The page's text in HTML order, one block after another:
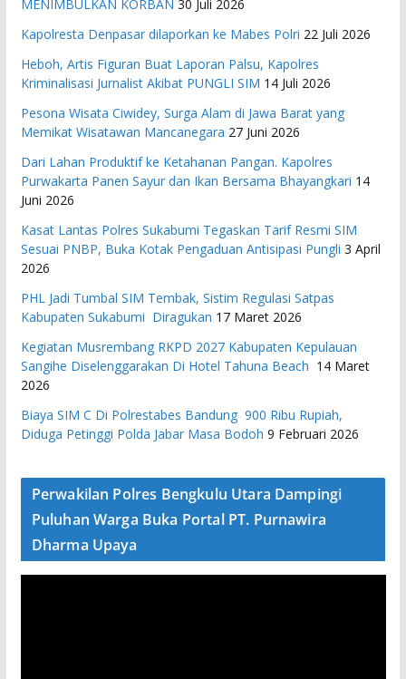
MENIMBULKAN KORBAN 30 Juli 2026
Kapolresta Denpasar dilaporkan ke Mabes Polri 22 Juli 2026
Heboh, Artis Figuran Buat Laporan Palsu, Kapolres
Kriminalisasi Jurnalist Akibat PUNGLI SIM 14 Juli 2026
Pesona Wisata Ciwidey, Surga Alam di Jawa Barat yang
Memikat Wisatawan Mancanegara 27 Juni 2026
Dari Lahan Produktif ke Ketahanan Pangan. Kapolres
Purwakarta Panen Sayur dan Ikan Bersama Bhayangkari 14
Juni 2026
Kasat Lantas Polres Sukabumi Tegaskan Tarif Resmi SIM
Sesuai PNBP, Buka Kotak Pengaduan Antisipasi Pungli 3 April
2026
PHL Jadi Tumbal SIM Tembak, Sistim Regulasi Satpas
Kabupaten Sukabumi Diragukan 17 Maret 2026
Kegiatan Musrembang RKPD 2027 ​Kabupaten Kepulauan
Sangihe Diselenggarakan Di Hotel Tahuna Beach 14 Maret
2026
Biaya SIM C Di Polrestabes Bandung 900 Ribu Rupiah,
Diduga Petinggi Polda Jabar Masa Bodoh 9 Februari 2026
Perwakilan Polres Bengkulu Utara Dampingi
Puluhan Warga Buka Portal PT. Purnawira
Dharma Upaya